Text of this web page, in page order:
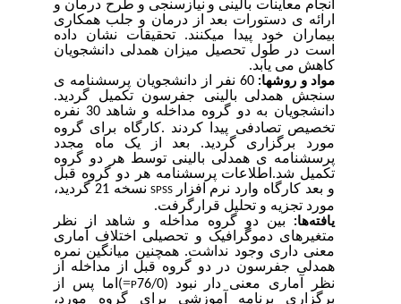
انجام معاینات بالینی و نیازسنجی و طرح درمان و
ارائه ی دستورات بعد از درمان و جلب همکاری
بیماران خود پیدا میکنند. تحقیقات نشان داده
است در طول تحصیل میزان همدلی دانشجویان
کاهش می یابد.
مواد و روش­ها:
60 نفر از دانشجویان پرسشنامه ی
سنجش همدلی بالینی جفرسون تکمیل گردید.
دانشجویان به دو گروه مداخله و شاهد 30 نفره
تخصیص تصادفی پیدا کردند. کارگاه برای گروه
مورد برگزاری گردید. بعد از یک ماه مجدد
پرسشنامه ی همدلی بالینی توسط هر دو گروه
تکمیل شد.اطلاعات پرسشنامه هر دو گروه قبل
و بعد کارگاه وارد نرم افزار
SPSS
نسخه 21 گردید،
مورد تجزیه و تحلیل قرارگرفت.
یافته‌ها: بین دو گروه مداخله و شاهد از نظر
متغیرهای دموگرافیک و تحصیلی اختلاف آماری
معنی داری وجود نداشت. همچنین میانگین نمره
همدلی جفرسون در دو گروه قبل از مداخله از
نظر آماری معنی دار نبود (76/0
P
=)اما پس از
برگزاری برنامه
آموزشی برای گروه مورد،